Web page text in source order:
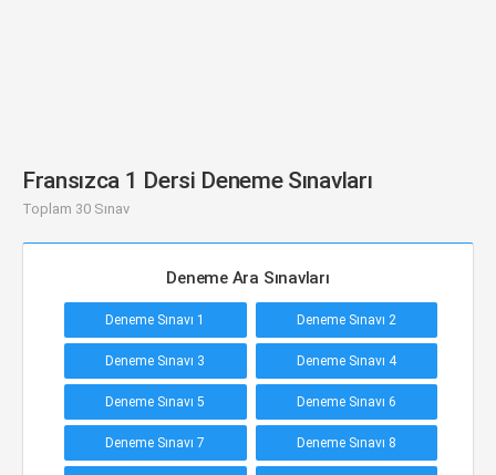
Fransızca 1 Dersi Deneme Sınavları
Toplam 30 Sınav
Deneme Ara Sınavları
Deneme Sınavı 1 Deneme Sınavı 2
Deneme Sınavı 3 Deneme Sınavı 4
Deneme Sınavı 5 Deneme Sınavı 6
Deneme Sınavı 7 Deneme Sınavı 8